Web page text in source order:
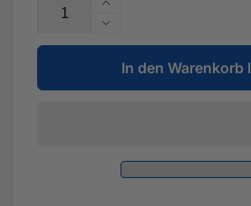
Erhöhe
die
Menge
für
Umluftrohr
693
Verringere
die
Menge
für
145
693
In den Warenkorb